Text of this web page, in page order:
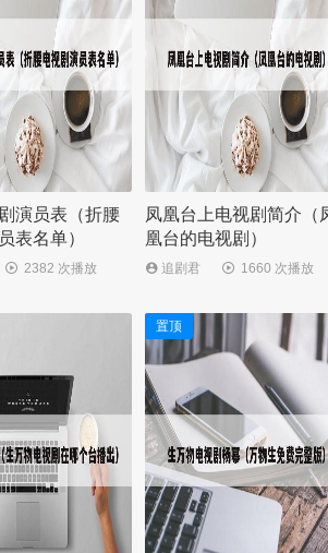
演员表（折腰
表名单）
2382 次播放
凤凰台上电视剧简介（
凰台的电视剧）
追剧君 1660 次播放
置顶